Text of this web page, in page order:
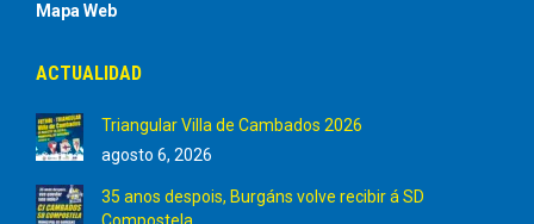
Mapa Web
ACTUALIDAD
Triangular Villa de Cambados 2026
agosto 6, 2026
35 anos despois, Burgáns volve recibir á SD